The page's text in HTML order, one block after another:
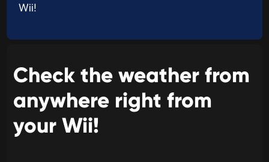
Wii!
Check the weather from
anywhere right from
your Wii!